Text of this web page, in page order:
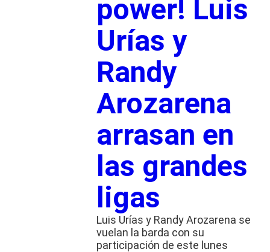
power! Luis
Urías y
Randy
Arozarena
arrasan en
las grandes
ligas
Luis Urías y Randy Arozarena se
vuelan la barda con su
participación de este lunes